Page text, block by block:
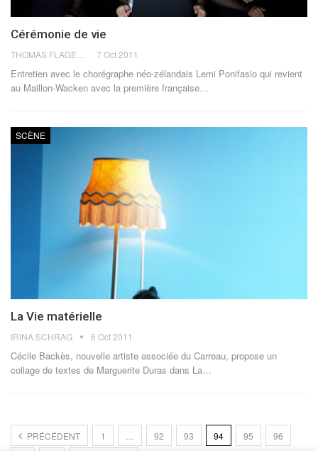
Cérémonie de vie
7 Oct 2011
Entretien avec le chorégraphe néo-zélandais Lemi Ponifasio qui revient
au Maillon-Wacken avec la première française…
SCÈNE
La Vie matérielle
IRINA SCHRAG 6 Oct 2011
Cécile Backès, nouvelle artiste associée du Carreau, propose un
collage de textes de Marguerite Duras dans La…
PRÉCÉDENT 1 92 93 94 95
96